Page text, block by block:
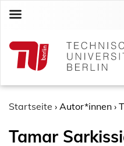
c
Startseite › Autor*innen ›
Tamar